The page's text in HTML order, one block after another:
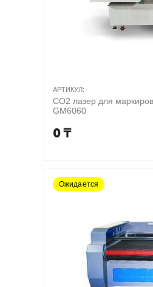
АРТИКУЛ:
CO2 лазер для
GM6060
0₸
Ожидается